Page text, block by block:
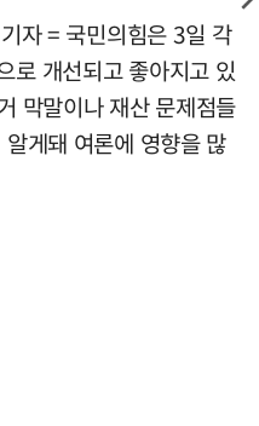
자 = 국민의힘은 3일 각
로 개선되고 좋아지고 있
막말이나 재산 문제점들
게돼 여론에 영향을 많